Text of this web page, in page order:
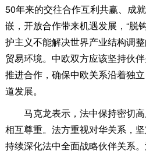
50年来的交往合作互利共赢、成
嵌，开放合作带来机遇发展，“脱
护主义不能解决世界产业结构调
贸易环境。中欧双方应该坚持伙
推进合作，确保中欧关系沿着独
道发展。
马克龙表示，法中保持密切高
相互尊重。法方重视对华关系，
持续深化法中全面战略伙伴关系